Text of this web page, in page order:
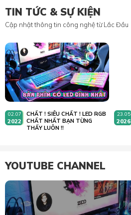
TIN TỨC & SỰ KIỆN
Cập nhật thông tin công nghệ từ Lắc Đầu
02.07
2022
CHẤT ! SIÊU CHẤT ! LED RGB
CHẤT NHẤT BẠN TỪNG
THẤY LUÔN !!
23.05
2026
YOUTUBE CHANNEL